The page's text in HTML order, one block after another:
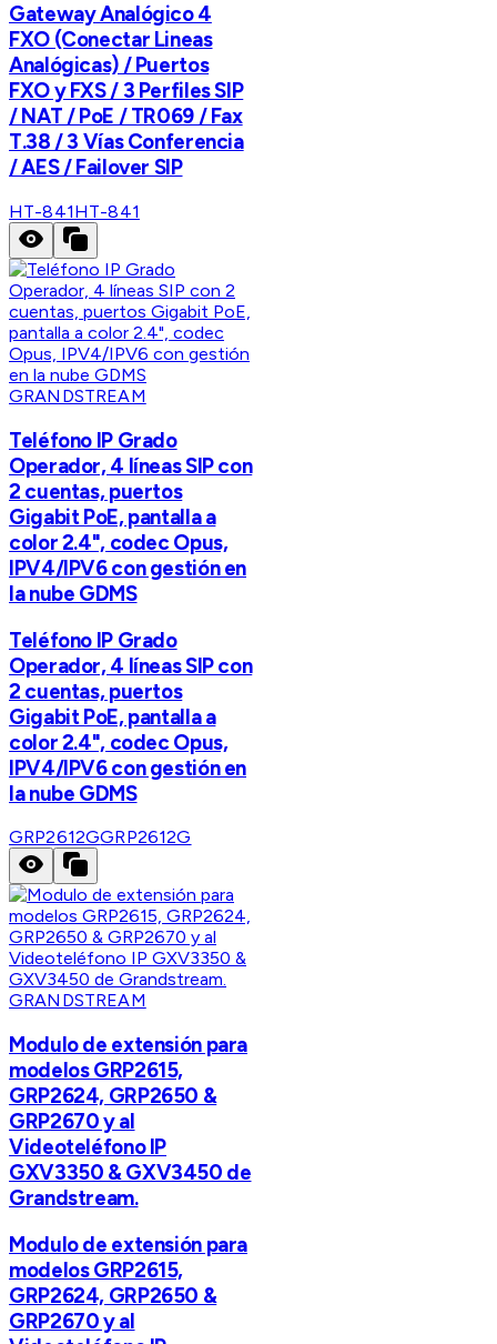
Gateway Analógico 4
FXO (Conectar Lineas
Analógicas) / Puertos
FXO y FXS / 3 Perfiles SIP
/ NAT / PoE / TR069 / Fax
T.38 / 3 Vías Conferencia
/ AES / Failover SIP
HT-841HT-841
GRANDSTREAM
Teléfono IP Grado
Operador, 4 líneas SIP con
2 cuentas, puertos
Gigabit PoE, pantalla a
color 2.4", codec Opus,
IPV4/IPV6 con gestión en
la nube GDMS
Teléfono IP Grado
Operador, 4 líneas SIP con
2 cuentas, puertos
Gigabit PoE, pantalla a
color 2.4", codec Opus,
IPV4/IPV6 con gestión en
la nube GDMS
GRP2612GGRP2612G
GRANDSTREAM
Modulo de extensión para
modelos GRP2615,
GRP2624, GRP2650 &
GRP2670 y al
Videoteléfono IP
GXV3350 & GXV3450 de
Grandstream.
Modulo de extensión para
modelos GRP2615,
GRP2624, GRP2650 &
GRP2670 y al